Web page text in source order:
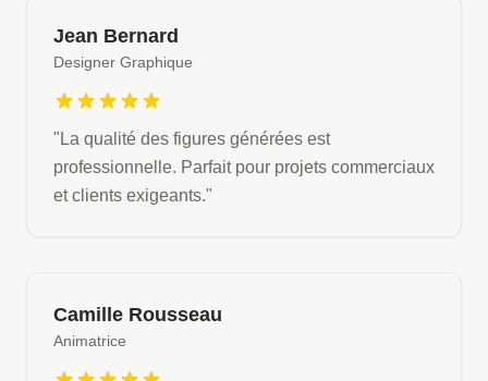
Jean Bernard
Designer Graphique
" La qualité des figures générées est
professionnelle. Parfait pour projets commerciaux
et clients exigeants."
Camille Rousseau
Animatrice